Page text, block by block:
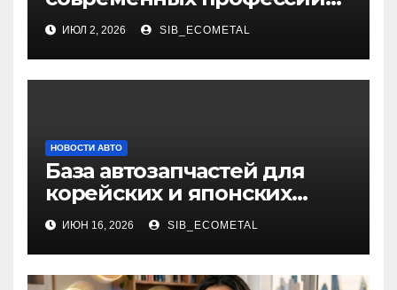
через онлайн-курсы
ИЮЛ 2, 2026 SIB_ECOMETAL
НОВОСТИ АВТО
База автозапчастей для
корейских и японских
грузовых автомобилей:
классификация и поиск
ИЮН 16, 2026 SIB_ECOMETAL